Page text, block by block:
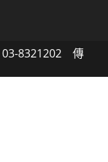
03-8321202 傳